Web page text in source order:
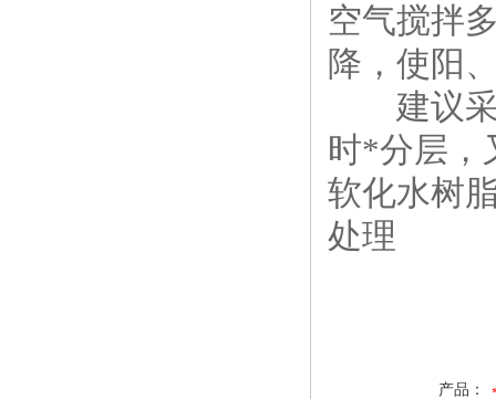
空气搅拌
降，使阳
建议采
时*分层，
软化水树
处理
产品：